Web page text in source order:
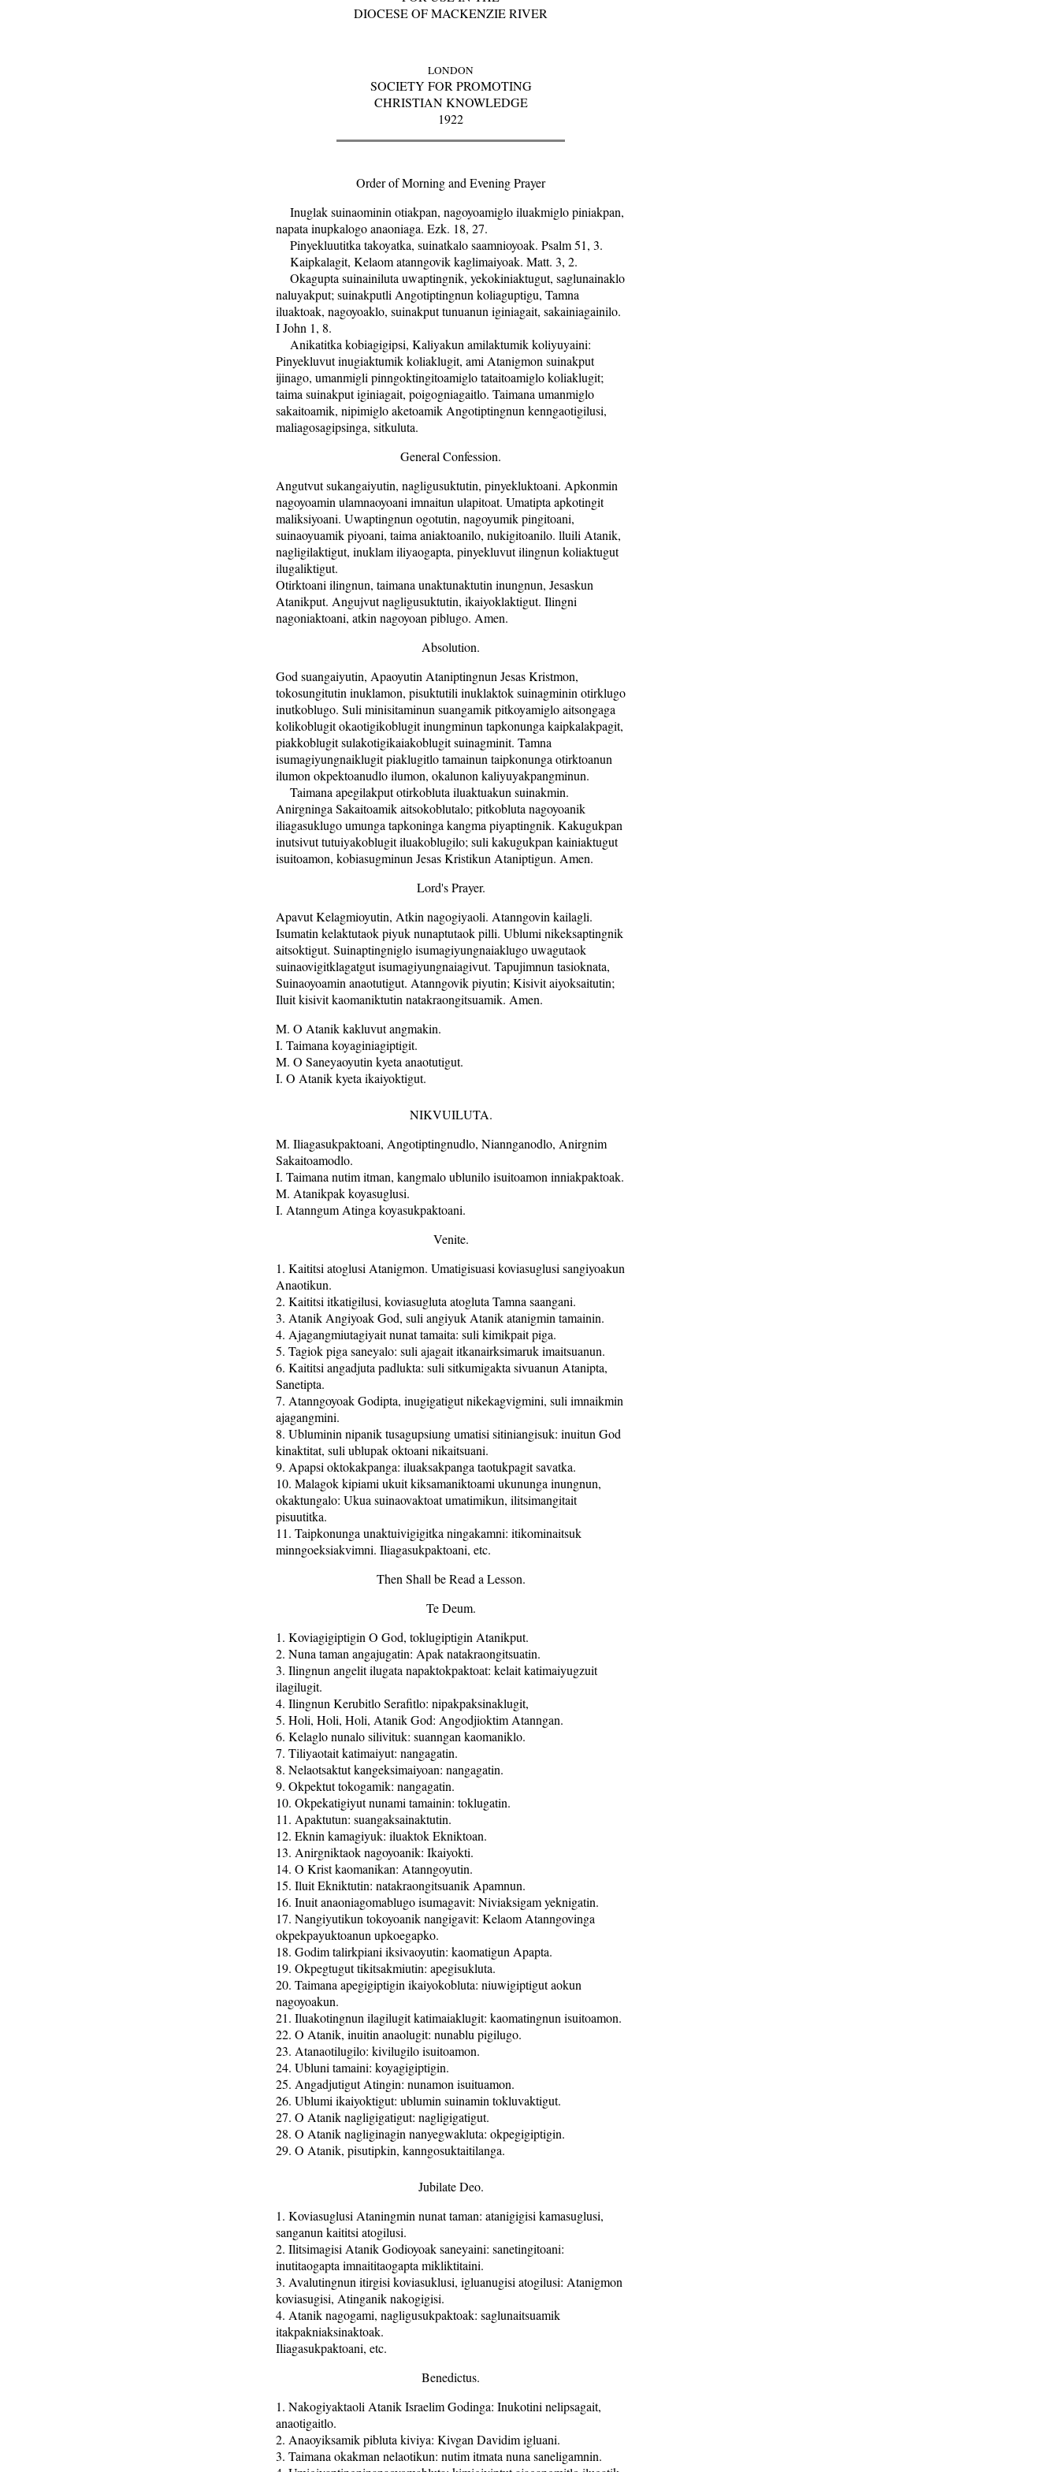
DIOCESE OF MACKENZIE RIVER
LONDON
SOCIETY FOR PROMOTING
CHRISTIAN KNOWLEDGE
1922
Order of Morning and Evening Prayer
Inuglak suinaominin otiakpan, nagoyoamiglo iluakmiglo piniakpan,
napata inupkalogo anaoniaga. Ezk. 18, 27.
Pinyekluutitka takoyatka, suinatkalo saamnioyoak. Psalm 51, 3.
Kaipkalagit, Kelaom atanngovik kaglimaiyoak. Matt. 3, 2.
Okagupta suinainiluta uwaptingnik, yekokiniaktugut, saglunainaklo
naluyakput; suinakputli Angotiptingnun koliaguptigu, Tamna
iluaktoak, nagoyoaklo, suinakput tunuanun iginiagait, sakainiagainilo.
I John 1, 8.
Anikatitka kobiagigipsi, Kaliyakun amilaktumik koliyuyaini:
Pinyekluvut inugiaktumik koliaklugit, ami Atanigmon suinakput
ijinago, umanmigli pinngoktingitoamiglo tataitoamiglo koliaklugit;
taima suinakput iginiagait, poigogniagaitlo. Taimana umanmiglo
sakaitoamik, nipimiglo aketoamik Angotiptingnun kenngaotigilusi,
maliagosagipsinga, sitkuluta.
General Confession.
Angutvut sukangaiyutin, nagligusuktutin, pinyekluktoani. Apkonmin
nagoyoamin ulamnaoyoani imnaitun ulapitoat. Umatipta apkotingit
maliksiyoani. Uwaptingnun ogotutin, nagoyumik pingitoani,
suinaoyuamik piyoani, taima aniaktoanilo, nukigitoanilo. lluili Atanik,
nagligilaktigut, inuklam iliyaogapta, pinyekluvut ilingnun koliaktugut
ilugaliktigut.
Otirktoani ilingnun, taimana unaktunaktutin inungnun, Jesaskun
Atanikput. Angujvut nagligusuktutin, ikaiyoklaktigut. Ilingni
nagoniaktoani, atkin nagoyoan piblugo. Amen.
Absolution.
God suangaiyutin, Apaoyutin Ataniptingnun Jesas Kristmon,
tokosungitutin inuklamon, pisuktutili inuklaktok suinagminin otirklugo
inutkoblugo. Suli minisitaminun suangamik pitkoyamiglo aitsongaga
kolikoblugit okaotigikoblugit inungminun tapkonunga kaipkalakpagit,
piakkoblugit sulakotigikaiakoblugit suinagminit. Tamna
isumagiyungnaiklugit piaklugitlo tamainun taipkonunga otirktoanun
ilumon okpektoanudlo ilumon, okalunon kaliyuyakpangminun.
Taimana apegilakput otirkobluta iluaktuakun suinakmin.
Anirgninga Sakaitoamik aitsokoblutalo; pitkobluta nagoyoanik
iliagasuklugo umunga tapkoninga kangma piyaptingnik. Kakugukpan
inutsivut tutuiyakoblugit iluakoblugilo; suli kakugukpan kainiaktugut
isuitoamon, kobiasugminun Jesas Kristikun Ataniptigun. Amen.
Lord's Prayer.
Apavut Kelagmioyutin, Atkin nagogiyaoli. Atanngovin kailagli.
Isumatin kelaktutaok piyuk nunaptutaok pilli. Ublumi nikeksaptingnik
aitsoktigut. Suinaptingniglo isumagiyungnaiaklugo uwagutaok
suinaovigitklagatgut isumagiyungnaiagivut. Tapujimnun tasioknata,
Suinaoyoamin anaotutigut. Atanngovik piyutin; Kisivit aiyoksaitutin;
Iluit kisivit kaomaniktutin natakraongitsuamik. Amen.
M. O Atanik kakluvut angmakin.
I. Taimana koyaginiagiptigit.
M. O Saneyaoyutin kyeta anaotutigut.
I. O Atanik kyeta ikaiyoktigut.
NIKVUILUTA.
M. Iliagasukpaktoani, Angotiptingnudlo, Niannganodlo, Anirgnim
Sakaitoamodlo.
I. Taimana nutim itman, kangmalo ublunilo isuitoamon inniakpaktoak.
M. Atanikpak koyasuglusi.
I. Atanngum Atinga koyasukpaktoani.
Venite.
1. Kaititsi atoglusi Atanigmon. Umatigisuasi koviasuglusi sangiyoakun
Anaotikun.
2. Kaititsi itkatigilusi, koviasugluta atogluta Tamna saangani.
3. Atanik Angiyoak God, suli angiyuk Atanik atanigmin tamainin.
4. Ajagangmiutagiyait nunat tamaita: suli kimikpait piga.
5. Tagiok piga saneyalo: suli ajagait itkanairksimaruk imaitsuanun.
6. Kaititsi angadjuta padlukta: suli sitkumigakta sivuanun Atanipta,
Sanetipta.
7. Atanngoyoak Godipta, inugigatigut nikekagvigmini, suli imnaikmin
ajagangmini.
8. Ubluminin nipanik tusagupsiung umatisi sitiniangisuk: inuitun God
kinaktitat, suli ublupak oktoani nikaitsuani.
9. Apapsi oktokakpanga: iluaksakpanga taotukpagit savatka.
10. Malagok kipiami ukuit kiksamaniktoami ukununga inungnun,
okaktungalo: Ukua suinaovaktoat umatimikun, ilitsimangitait
pisuutitka.
11. Taipkonunga unaktuivigigitka ningakamni: itikominaitsuk
minngoeksiakvimni. Iliagasukpaktoani, etc.
Then Shall be Read a Lesson.
Te Deum.
1. Koviagigiptigin O God, toklugiptigin Atanikput.
2. Nuna taman angajugatin: Apak natakraongitsuatin.
3. Ilingnun angelit ilugata napaktokpaktoat: kelait katimaiyugzuit
ilagilugit.
4. Ilingnun Kerubitlo Serafitlo: nipakpaksinaklugit,
5. Holi, Holi, Holi, Atanik God: Angodjioktim Atanngan.
6. Kelaglo nunalo silivituk: suanngan kaomaniklo.
7. Tiliyaotait katimaiyut: nangagatin.
8. Nelaotsaktut kangeksimaiyoan: nangagatin.
9. Okpektut tokogamik: nangagatin.
10. Okpekatigiyut nunami tamainin: toklugatin.
11. Apaktutun: suangaksainaktutin.
12. Eknin kamagiyuk: iluaktok Ekniktoan.
13. Anirgniktaok nagoyoanik: Ikaiyokti.
14. O Krist kaomanikan: Atanngoyutin.
15. Iluit Ekniktutin: natakraongitsuanik Apamnun.
16. Inuit anaoniagomablugo isumagavit: Niviaksigam yeknigatin.
17. Nangiyutikun tokoyoanik nangigavit: Kelaom Atanngovinga
okpekpayuktoanun upkoegapko.
18. Godim talirkpiani iksivaoyutin: kaomatigun Apapta.
19. Okpegtugut tikitsakmiutin: apegisukluta.
20. Taimana apegigiptigin ikaiyokobluta: niuwigiptigut aokun
nagoyoakun.
21. Iluakotingnun ilagilugit katimaiaklugit: kaomatingnun isuitoamon.
22. O Atanik, inuitin anaolugit: nunablu pigilugo.
23. Atanaotilugilo: kivilugilo isuitoamon.
24. Ubluni tamaini: koyagigiptigin.
25. Angadjutigut Atingin: nunamon isuituamon.
26. Ublumi ikaiyoktigut: ublumin suinamin tokluvaktigut.
27. O Atanik nagligigatigut: nagligigatigut.
28. O Atanik nagliginagin nanyegwakluta: okpegigiptigin.
29. O Atanik, pisutipkin, kanngosuktaitilanga.
Jubilate Deo.
1. Koviasuglusi Ataningmin nunat taman: atanigigisi kamasuglusi,
sanganun kaititsi atogilusi.
2. Ilitsimagisi Atanik Godioyoak saneyaini: sanetingitoani:
inutitaogapta imnaititaogapta mikliktitaini.
3. Avalutingnun itirgisi koviasuklusi, igluanugisi atogilusi: Atanigmon
koviasugisi, Atinganik nakogigisi.
4. Atanik nagogami, nagligusukpaktoak: saglunaitsuamik
itakpakniaksinaktoak.
Iliagasukpaktoani, etc.
Benedictus.
1. Nakogiyaktaoli Atanik Israelim Godinga: Inukotini nelipsagait,
anaotigaitlo.
2. Anaoyiksamik pibluta kiviya: Kivgan Davidim igluani.
3. Taimana okakman nelaotikun: nutim itmata nuna saneligamnin.